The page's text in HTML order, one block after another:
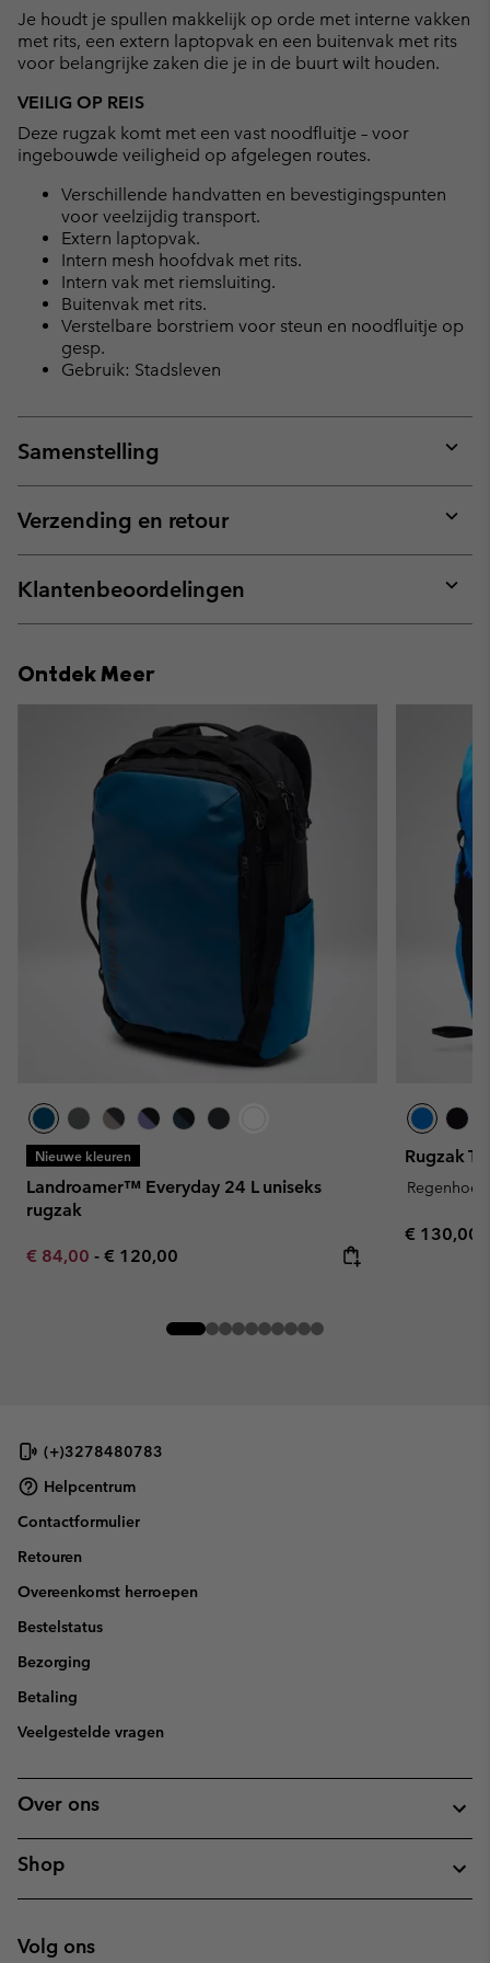
Je houdt je spullen makkelijk op orde met interne vakken
met rits, een extern laptopvak en een buitenvak met rits
voor belangrijke zaken die je in de buurt wilt houden.
VEILIG OP REIS
Deze rugzak komt met een vast noodfluitje – voor
ingebouwde veiligheid op afgelegen routes.
Verschillende handvatten en bevestigingspunten
voor veelzijdig transport.
Extern laptopvak.
Intern mesh hoofdvak met rits.
Intern vak met riemsluiting.
Buitenvak met rits.
Verstelbare borstriem voor steun en noodfluitje op
gesp.
Gebruik: Stadsleven
Samenstelling
or
Verzending en retour
or
Klantenbeoordelingen
or
Ontdek Meer
Nieuwe kleuren
Landroamer™ Everyday 24 L uniseks
rugzak
Minimum sale price:
€ 84,00 - Maximum price:
€ 120,00
Rugzak
Regenhoes
Regular
€ 130,00
(+)3278480783
Helpcentrum
Contactformulier
Retouren
Overeenkomst herroepen
Bestelstatus
Bezorging
Betaling
Veelgestelde vragen
Over ons
Shop
Volg ons